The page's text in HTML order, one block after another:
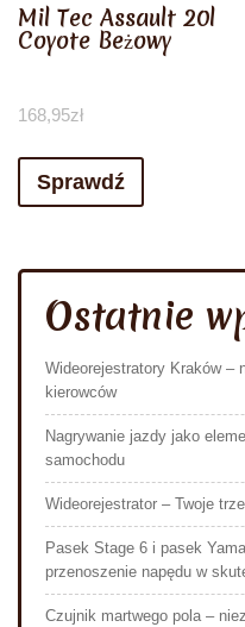
Mil Tec Assault 20l
Coyote Beżowy
168,95zł
Sprawdź
Ostatnie
Wideorejestratory Kraków –
kierowców
Nagrywanie jazdy jako
samochodu
Wideorejestrator – Twoje
Pasek Stage 6 i pasek
przenoszenie napędu w
Czujnik martwego pola –